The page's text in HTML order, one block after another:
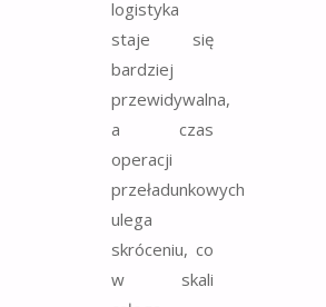
logistyka
staje się
bardziej
przewidywalna,
a czas
operacji
przeładunkowych
ulega
skróceniu, co
w skali